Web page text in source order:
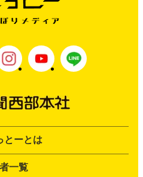
とーとは
一覧